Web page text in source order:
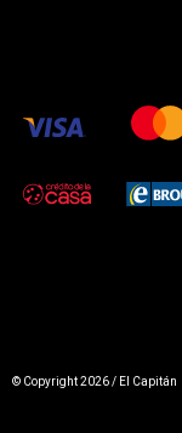
© Copyright 2026 / El Capitán